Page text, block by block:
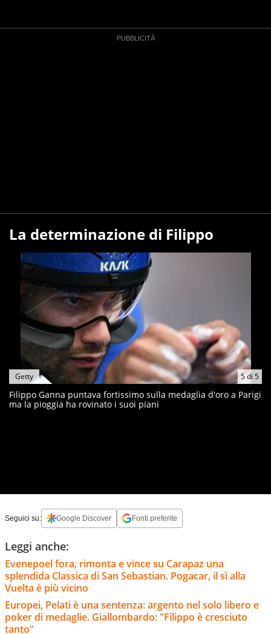
La determinazione di Filippo
5di 5
Getty
Filippo Ganna puntava fortissimo sulla medaglia d'oro a Parigi
ma la pioggia ha rovinato i suoi piani
Seguici su: Google Discover Fonti preferite
Leggi anche:
Evenepoel fora, rimonta e vince su Carapaz una
splendida Classica di San Sebastian. Pogacar, il sì alla
Vuelta è più vicino
Europei, Pelati è una sentenza: argento nel solo libero e
poker di medaglie. Giallombardo: "Filippo è cresciuto
tanto"